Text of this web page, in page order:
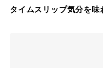
タイムスリップ気分を